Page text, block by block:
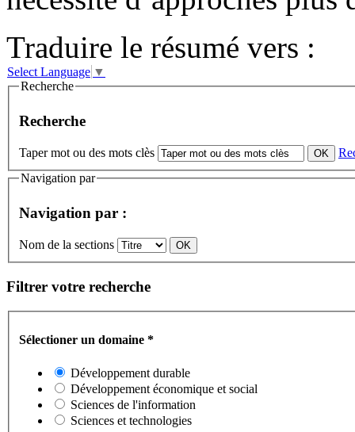
Traduire le résumé vers :
Select Language ▼
Recherche
Recherche
Taper mot ou des mots clès
Navigation par
Navigation par :
Nom de la sections
Filtrer votre recherche
Sélectioner un domaine *
Développement durable
Développement économique et social
Sciences de l'information
Sciences et technologies